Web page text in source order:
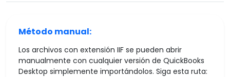
Método manual:
Los archivos con extensión IIF se pueden abrir
manualmente con cualquier versión de QuickBooks
Desktop simplemente importándolos. Siga esta ruta: